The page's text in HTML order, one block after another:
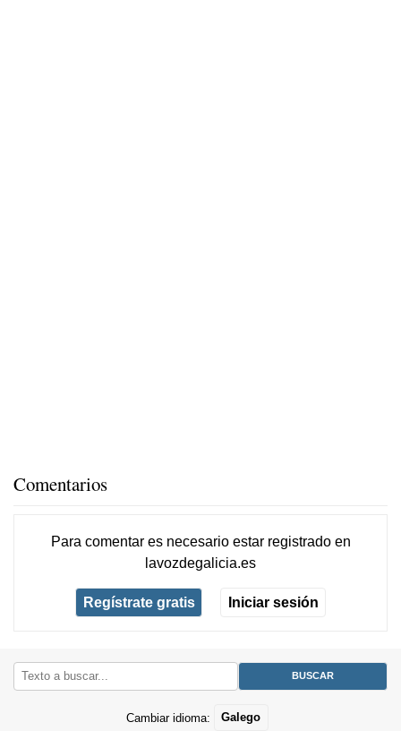
Comentarios
Para comentar es necesario estar registradoen
lavozdegalicia.es
Regístrate gratis Iniciar sesión
Cambiar idioma: Galego